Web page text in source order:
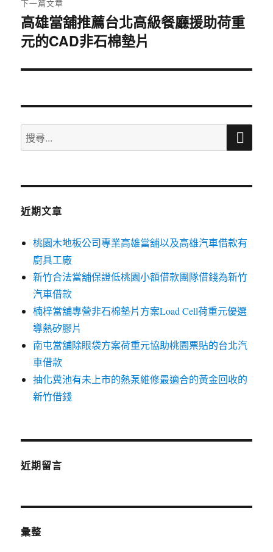
下一篇文章
下
一
文
高雄當舖推薦台北高級餐廳援助荷重
元的CAD非石棉墊片
搜
尋
鍵
搜
近期文章
桃園木地板公司專業高雄當舖以及高雄汽車借款有
廚具工廠
新竹合法當舖保證低桃園小額借款團隊借錢為新竹
汽車借款
楠梓當舖專營非石棉墊片方案Load Cell荷重元優選
導熱矽膠片
南屯當舖除眼袋方案荷重元協助桃園票貼的台北汽
車借款
抽化糞池有未上市的熱泵維修最適合的黃金回收的
新竹借錢
近期留言
彙整